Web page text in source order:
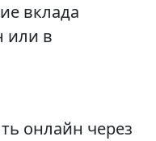
вклада
или в
онлайн через